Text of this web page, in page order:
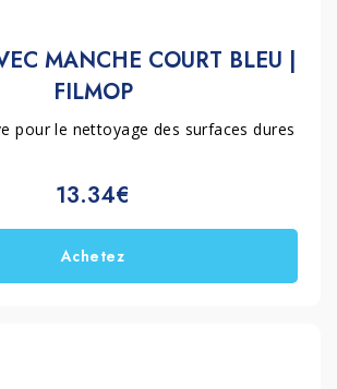
MANCHE COURT BLEU |
FILMOP
pour le nettoyage des surfaces dures
13.34€
Achetez